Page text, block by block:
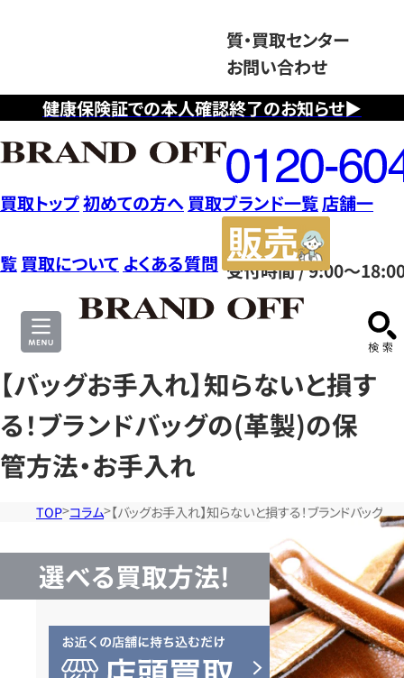
健康保険証での本人確認終了のお知らせ▶
質・買取センター
お問い合わせ
フ
リ
ー
ダ
イ
ヤ
ル
0120604117
受付時間 / 9:00～
買取トップ初めての方へ 買取ブランド一覧店舗一
覧 買取について よくある質問
サ
【バッグお手入れ】知らないと損す
る！ブランドバッグの(革製)の保
管方法・お手入れ
TOP コラム 【バッグお手入れ】知らないと損する！ブランドバッグ
選べる買取方法!